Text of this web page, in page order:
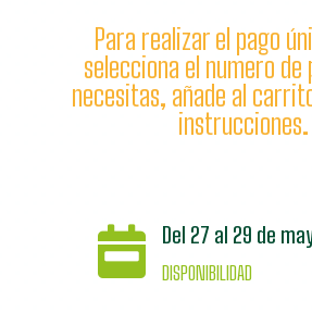
Para realizar el pago
selecciona el numero de
necesitas, añade al
instrucciones.
 Del 27 al 29 de
DISPONIBILIDAD